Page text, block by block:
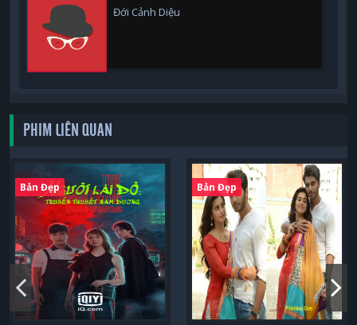
Đới Cảnh Diệu
PHIM LIÊN QUAN
Bản Đẹp Bản Đẹp